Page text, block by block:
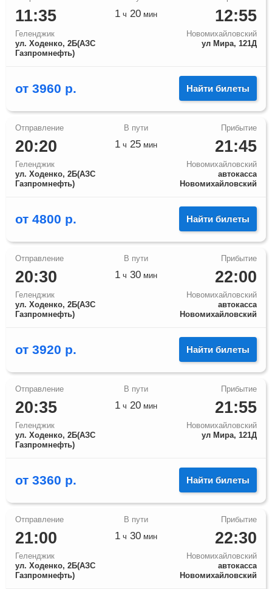
11:35
Геленджик
ул. Ходенко, 2Б(АЗС
Газпромнефть)
12:55
Новомихайловский
ул Мира, 121Д
1 ч 20 мин
от 3960 р. Найти билеты
20:20
Геленджик
ул. Ходенко, 2Б(АЗС
Газпромнефть)
21:45
Новомихайловский
автокасса
Новомихайловский
1 ч 25 мин
от 4800 р. Найти билеты
20:30
Геленджик
ул. Ходенко, 2Б(АЗС
Газпромнефть)
22:00
Новомихайловский
автокасса
Новомихайловский
1 ч 30 мин
от 3920 р. Найти билеты
20:35
Геленджик
ул. Ходенко, 2Б(АЗС
Газпромнефть)
21:55
Новомихайловский
ул Мира, 121Д
1 ч 20 мин
от 3360 р. Найти билеты
21:00
Геленджик
ул. Ходенко, 2Б(АЗС
Газпромнефть)
22:30
Новомихайловский
автокасса
Новомихайловский
1 ч 30 мин